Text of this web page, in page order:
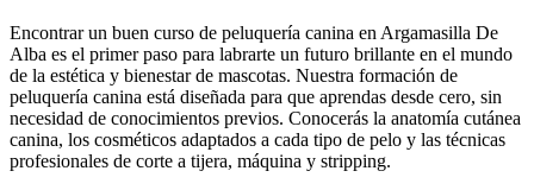
Encontrar un buen curso de peluquería canina en Argamasilla De
Alba es el primer paso para labrarte un futuro brillante en el mundo
de la estética y bienestar de mascotas. Nuestra formación de
peluquería canina está diseñada para que aprendas desde cero, sin
necesidad de conocimientos previos. Conocerás la anatomía cutánea
canina, los cosméticos adaptados a cada tipo de pelo y las técnicas
profesionales de corte a tijera, máquina y stripping.